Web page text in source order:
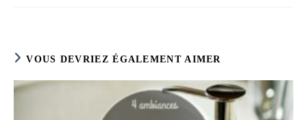
VOUS DEVRIEZ ÉGALEMENT AIMER